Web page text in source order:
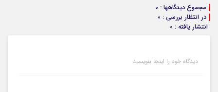
مجموع دیدگاهها : 0
در انتظار بررسی : 0
انتشار یافته : 0
دیدگاه خود را اینجا بنویسید